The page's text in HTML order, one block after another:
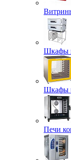
Шкафы
Шкафы
Печи